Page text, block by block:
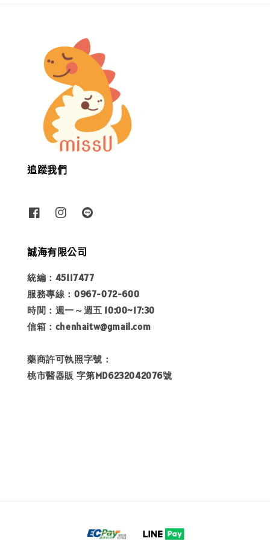
追蹤我們
誠海有限公司
統編：45117477
服務專線：0967-072-600
時間：週一～週五 10:00~17:30
信箱：chenhaitw@gmail.com
藥商許可執照字號：
桃市醫器販 字第MD6232042076號